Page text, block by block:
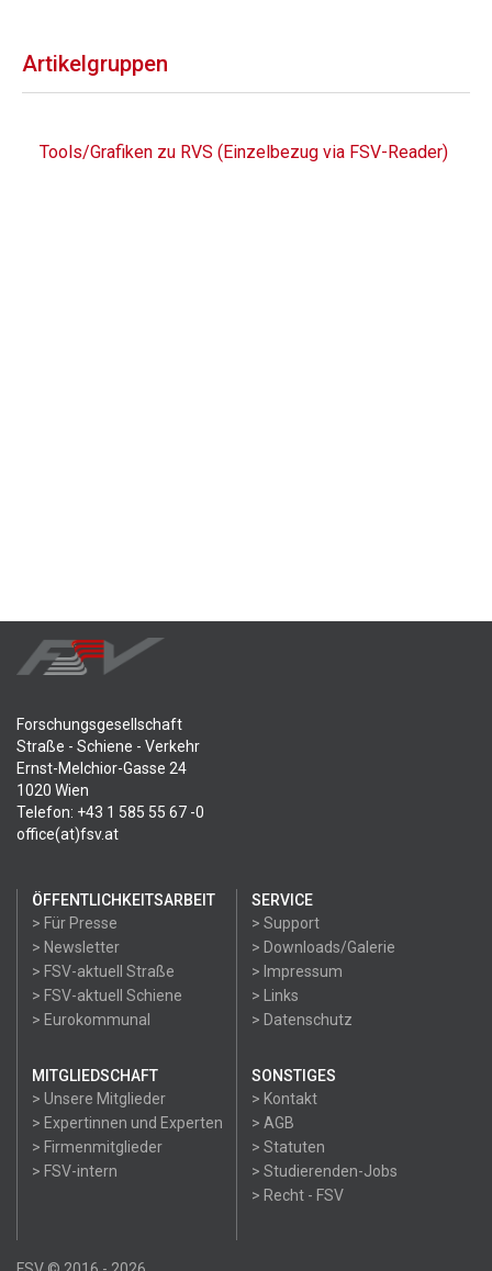
Artikelgruppen
Tools/Grafiken zu RVS (Einzelbezug via FSV-Reader)
Forschungsgesellschaft
Straße - Schiene - Verkehr
Ernst-Melchior-Gasse 24
1020 Wien
Telefon: +43 1 585 55 67 -0
office(at)fsv.at
ÖFFENTLICHKEITSARBEIT
> Für Presse
> Newsletter
> FSV-aktuell Straße
> FSV-aktuell Schiene
> Eurokommunal
SERVICE
> Support
> Downloads/Galerie
> Impressum
> Links
> Datenschutz
MITGLIEDSCHAFT
> Unsere Mitglieder
> Expertinnen und Experten
> Firmenmitglieder
> FSV-intern
SONSTIGES
> Kontakt
> AGB
> Statuten
> Studierenden-Jobs
> Recht - FSV